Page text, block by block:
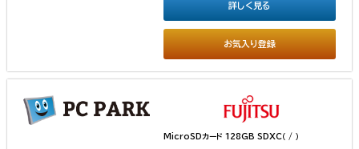
お気入り登録
詳しく見る
MicroSDカード 128GB SDXC（ / ）